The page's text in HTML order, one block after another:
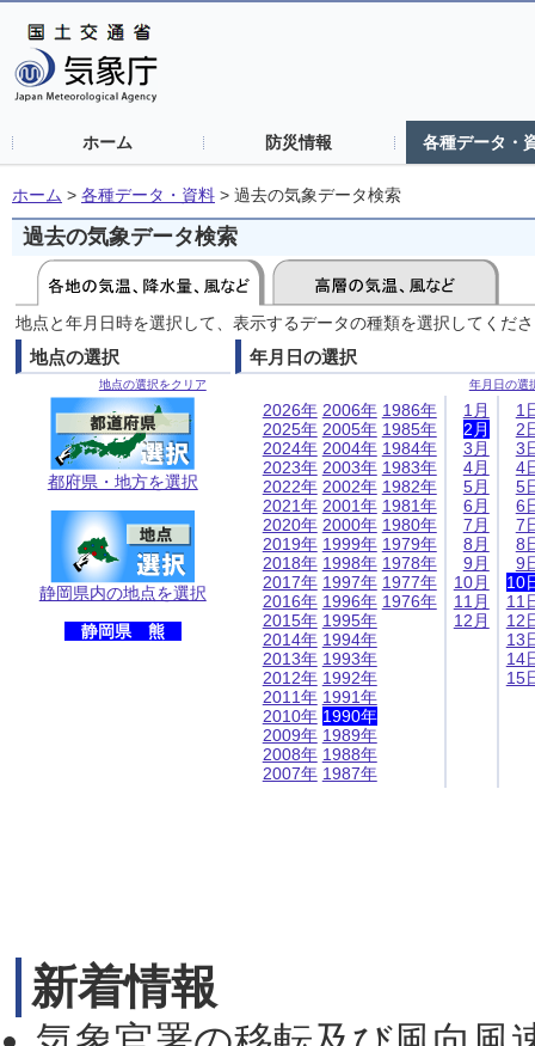
ホーム 防災情報 各種データ・
ホーム > 各種データ・資料 > 過去の気象データ検索
過去の気象データ検索
地点と年月日時を選択して、表示するデータの種類を選択してくだ
地点の選択
地点の選択をクリア
都府県・地方を選択
静岡県内の地点を選択
静岡県 熊
年月日の選択
年月日の選
2026年
2025年
2024年
2023年
2022年
2021年
2020年
2019年
2018年
2017年
2016年
2015年
2014年
2013年
2012年
2011年
2010年
2009年
2008年
2007年
2006年
2005年
2004年
2003年
2002年
2001年
2000年
1999年
1998年
1997年
1996年
1995年
1994年
1993年
1992年
1991年
1990年
1989年
1988年
1987年
1986年
1985年
1984年
1983年
1982年
1981年
1980年
1979年
1978年
1977年
1976年
1月
2月
3月
4月
5月
6月
7月
8月
9月
10月
11月
12月
1
2
3
4
5
6
7
8
9
10
11
12
13
14
15
新着情報